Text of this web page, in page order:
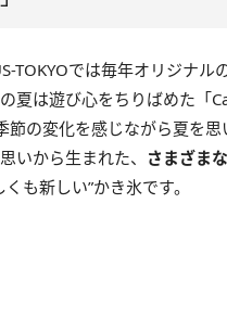
TOKYOでは毎年オリジナル
夏は遊び心をちりばめた「
節の変化を感じながら夏を思
いから生まれた、 さまざま
くも新しい”かき氷です。